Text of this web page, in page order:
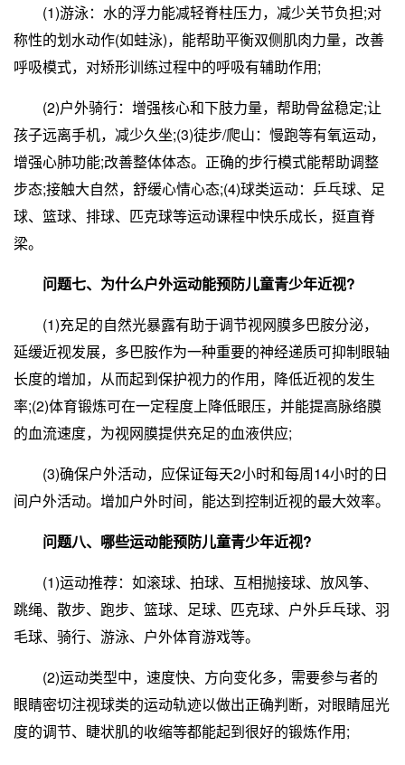
(1)游泳：水的浮力能减轻脊柱压力，减少关节负担;对
称性的划水动作(如蛙泳)，能帮助平衡双侧肌肉力量，改善
呼吸模式，对矫形训练过程中的呼吸有辅助作用;
(2)户外骑行：增强核心和下肢力量，帮助骨盆稳定;让
孩子远离手机，减少久坐;(3)徒步/爬山：慢跑等有氧运动，
增强心肺功能;改善整体体态。正确的步行模式能帮助调整
步态;接触大自然，舒缓心情心态;(4)球类运动：乒乓球、足
球、篮球、排球、匹克球等运动课程中快乐成长，挺直脊
梁。
问题七、为什么户外运动能预防儿童青少年近视?
(1)充足的自然光暴露有助于调节视网膜多巴胺分泌，
延缓近视发展，多巴胺作为一种重要的神经递质可抑制眼轴
长度的增加，从而起到保护视力的作用，降低近视的发生
率;(2)体育锻炼可在一定程度上降低眼压，并能提高脉络膜
的血流速度，为视网膜提供充足的血液供应;
(3)确保户外活动，应保证每天2小时和每周14小时的日
间户外活动。增加户外时间，能达到控制近视的最大效率。
问题八、哪些运动能预防儿童青少年近视?
(1)运动推荐：如滚球、拍球、互相抛接球、放风筝、
跳绳、散步、跑步、篮球、足球、匹克球、户外乒乓球、羽
毛球、骑行、游泳、户外体育游戏等。
(2)运动类型中，速度快、方向变化多，需要参与者的
眼睛密切注视球类的运动轨迹以做出正确判断，对眼睛屈光
度的调节、睫状肌的收缩等都能起到很好的锻炼作用;